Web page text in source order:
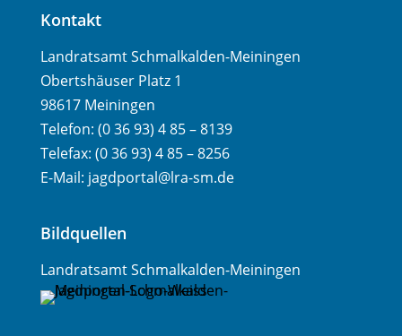
Kontakt
Landratsamt Schmalkalden-Meiningen
Obertshäuser Platz 1
98617 Meiningen
Telefon: (0 36 93) 4 85 – 8139
Telefax: (0 36 93) 4 85 – 8256
E-Mail: jagdportal@lra-sm.de
Bildquellen
Landratsamt Schmalkalden-Meiningen